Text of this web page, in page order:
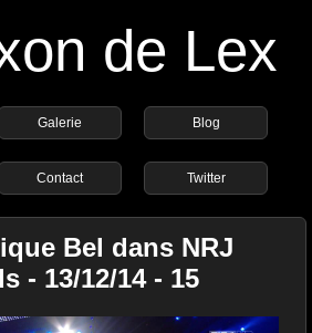
de Lex
Galerie Blog
Contact Twitter
Bel dans NRJ
- 13/12/14 - 15